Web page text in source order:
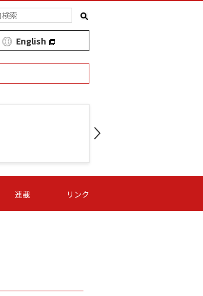
English
第16節 09/06 (日) 15:00
- -
連載 リンク